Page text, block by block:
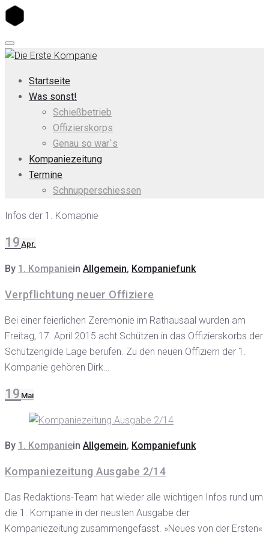
Skip
to
Startseite
Was sonst!
Schießbetrieb
Offizierskorps
Genau so war`s
Kompaniezeitung
Termine
Schnupperschiessen
Kategorie:
Kompaniefunk
Infos der 1. Komapnie
19 Apr.
By 1. Kompaniein Allgemein, Kompaniefunk
Verpflichtung neuer Offiziere
Bei einer feierlichen Zeremonie im Rathausaal wurden am
Freitag, 17. April 2015 acht Schützen in das Offizierskorbs der
Schützengilde Lage berufen. Zu den neuen Offiziern der 1.
Kompanie gehören Dirk…
19 Mai
By 1. Kompaniein Allgemein, Kompaniefunk
Kompaniezeitung Ausgabe 2/14
Das Redaktions-Team hat wieder alle wichtigen Infos rund um
die 1. Kompanie in der neusten Ausgabe der
Kompaniezeitung zusammengefasst. »Neues von der Ersten«